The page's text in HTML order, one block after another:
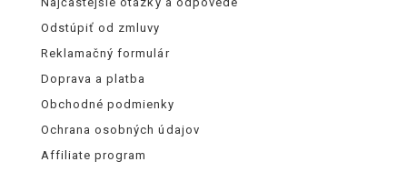
Odstúpiť od zmluvy
Reklamačný formulár
Doprava a platba
Obchodné podmienky
Ochrana osobných údajov
Affiliate program